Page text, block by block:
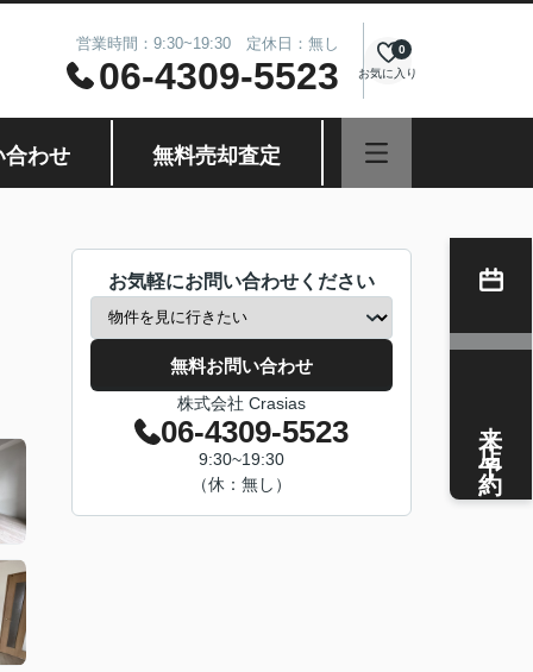
営業時間：9:30~19:30 定休日：無し
06-4309-5523 お気に入り
0
合わせ 無料売却査定
お気軽にお問い合わせください
無料お問い合わせ
株式会社 Crasias
06-4309-5523
9:30~19:30
（休：無し）
来店予約